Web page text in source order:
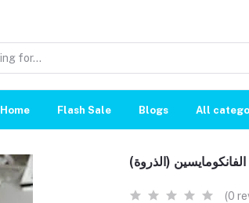
Home Flash Sale Blogs All
(الذروة)
(0